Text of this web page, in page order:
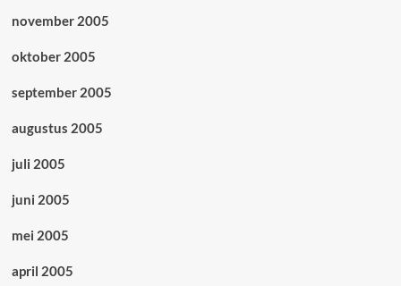
november 2005
oktober 2005
september 2005
augustus 2005
juli 2005
juni 2005
mei 2005
april 2005